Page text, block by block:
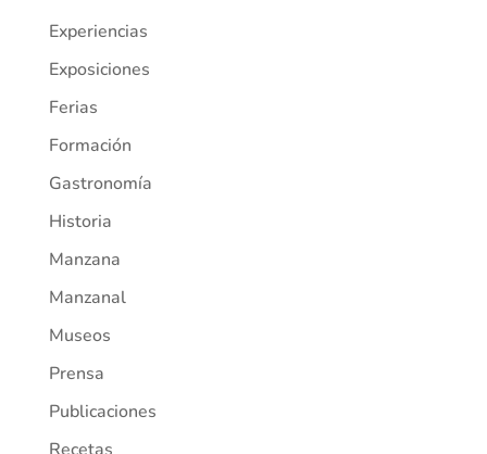
Experiencias
Exposiciones
Ferias
Formación
Gastronomía
Historia
Manzana
Manzanal
Museos
Prensa
Publicaciones